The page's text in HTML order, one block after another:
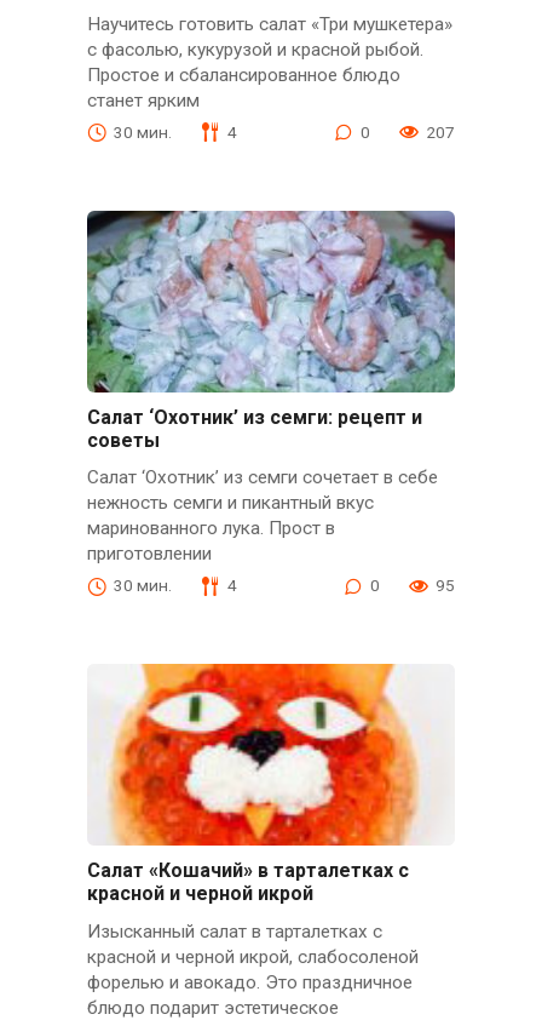
Научитесь готовить салат «Три мушкетера»
с фасолью, кукурузой и красной рыбой.
Простое и сбалансированное блюдо
станет ярким
30 мин. 4 0 207
Салат ‘Охотник’ из семги: рецепт и
советы
Салат ‘Охотник’ из семги сочетает в себе
нежность семги и пикантный вкус
маринованного лука. Прост в
приготовлении
30 мин. 4 0 95
Салат «Кошачий» в тарталетках с
красной и черной икрой
Изысканный салат в тарталетках с
красной и черной икрой, слабосоленой
форелью и авокадо. Это праздничное
блюдо подарит эстетическое